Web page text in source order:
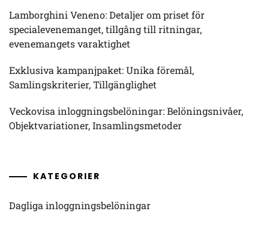
Lamborghini Veneno: Detaljer om priset för
specialevenemanget, tillgång till ritningar,
evenemangets varaktighet
Exklusiva kampanjpaket: Unika föremål,
Samlingskriterier, Tillgänglighet
Veckovisa inloggningsbelöningar: Belöningsnivåer,
Objektvariationer, Insamlingsmetoder
KATEGORIER
Dagliga inloggningsbelöningar